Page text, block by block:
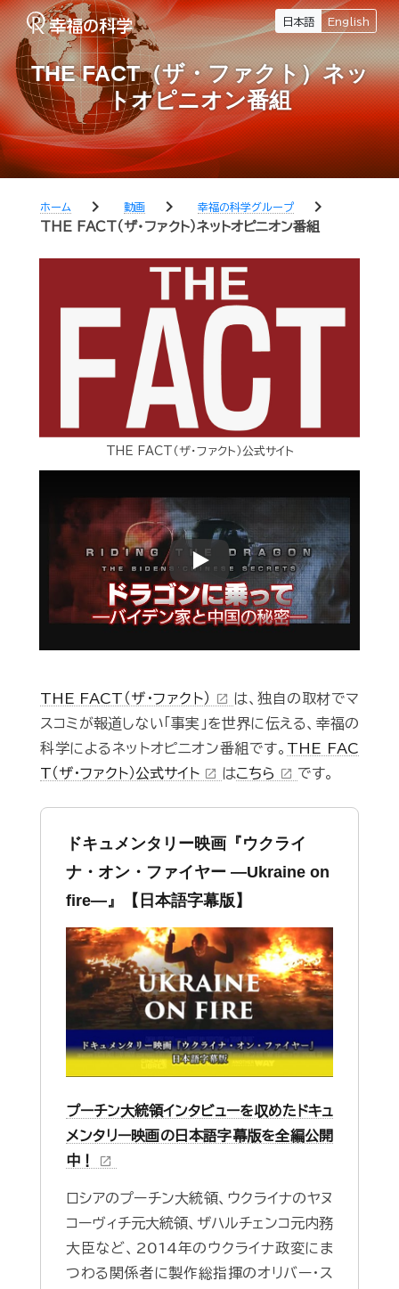
日本語 English
THE FACT（ザ・ファクト）ネッ
トオピニオン番組
ホーム chevron_right 動画 chevron_right 幸福の科学グループ chevron_right
THE FACT（ザ・ファクト）ネットオピニオン番組
THE FACT（ザ・ファクト）公式サイト
Play
THE FACT（ザ・ファクト） open_in_new は、独自の取材でマ
スコミが報道しない「事実」を世界に伝える、幸福の
科学によるネットオピニオン番組です。 THE FAC
T（ザ・ファクト）公式サイト open_in_new はこちら open_in_new です。
ドキュメンタリー映画『ウクライ
ナ・オン・ファイヤー ―Ukraine on
fire—』【日本語字幕版】
プーチン大統領インタビューを収めたドキュ
メンタリー映画の日本語字幕版を全編公開
中！
open_in_new
ロシアのプーチン大統領、ウクライナのヤヌ
コーヴィチ元大統領、ザハルチェンコ元内務
大臣など、2014年のウクライナ政変にま
つわる関係者に製作総指揮のオリバー・ス